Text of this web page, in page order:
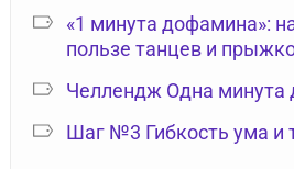
«1 минута дофамина»:
пользе танцев и
Челлендж Одна минута
Шаг №3 Гибкость ума и